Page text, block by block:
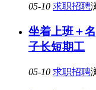
05-10 求职招聘
坐着上班＋
子长短期工
05-10 求职招聘